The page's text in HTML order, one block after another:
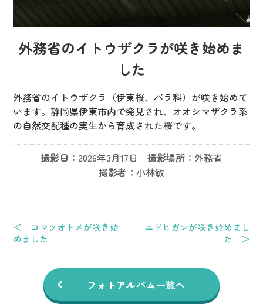
外務省のイトウザクラが咲き始めま
した
外務省のイトウザクラ（伊東桜、バラ科）が咲き始めて
います。静岡県伊東市内で発見され、オオシマザクラ系
の自然交配種の実生から育成された桜です。
撮影日： 2026年3月17日 撮影場所： 外務省
撮影者： 小林敏
＜ コマツオトメが咲き始
めました
エドヒガンが咲き始めまし
た ＞
フォトアルバム一覧へ